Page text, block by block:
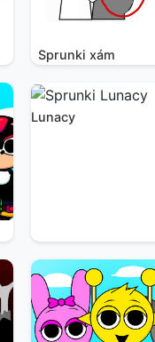
Sprunki xám
Lunacy